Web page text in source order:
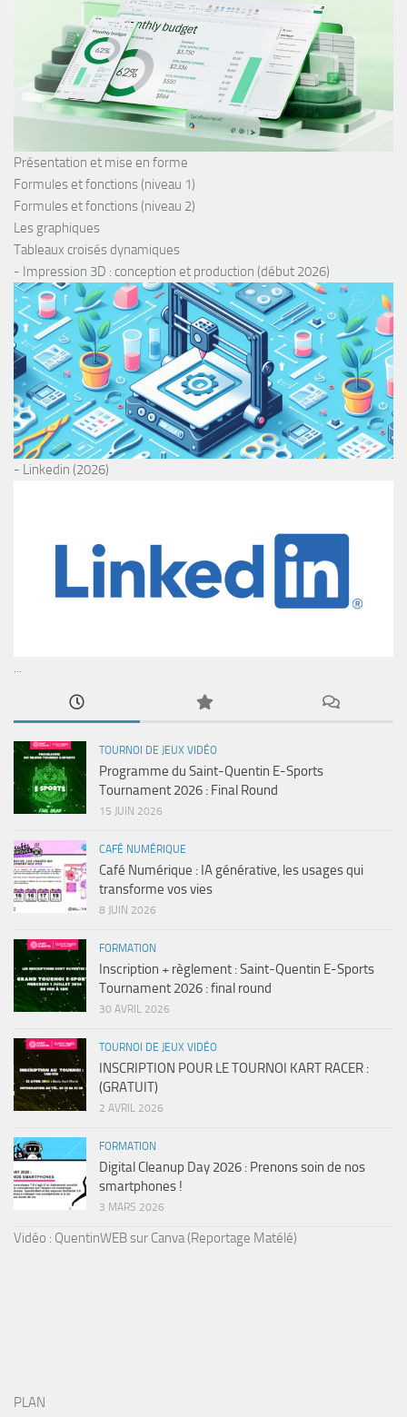
Présentation et mise en forme
Formules et fonctions (niveau 1)
Formules et fonctions (niveau 2)
Les graphiques
Tableaux croisés dynamiques
- Impression 3D : conception et production (début 2026)
- Linkedin (2026)
...
TOURNOI DE JEUX VIDÉO
Programme du Saint-Quentin E-Sports
Tournament 2026 : Final Round
15 JUIN 2026
CAFÉ NUMÉRIQUE
Café Numérique : IA générative, les usages qui
transforme vos vies
8 JUIN 2026
FORMATION
Inscription + règlement : Saint-Quentin E-Sports
Tournament 2026 : final round
30 AVRIL 2026
TOURNOI DE JEUX VIDÉO
INSCRIPTION POUR LE TOURNOI KART RACER :
(GRATUIT)
2 AVRIL 2026
FORMATION
Digital Cleanup Day 2026 : Prenons soin de nos
smartphones !
3 MARS 2026
Vidéo : QuentinWEB sur Canva (Reportage Matélé)
PLAN